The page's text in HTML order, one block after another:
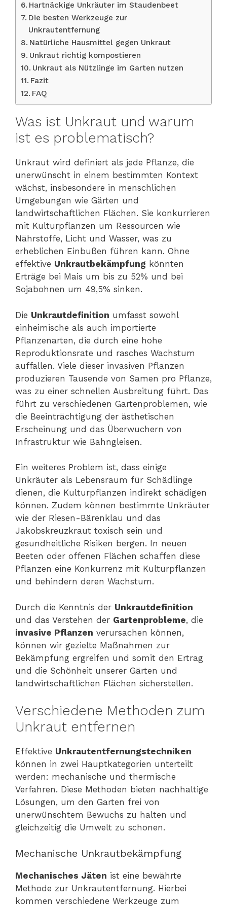
Hartnäckige Unkräuter im Staudenbeet
Die besten Werkzeuge zur
Unkrautentfernung
Natürliche Hausmittel gegen Unkraut
Unkraut richtig kompostieren
Unkraut als Nützlinge im Garten nutzen
Fazit
FAQ
Was ist Unkraut und warum
ist es problematisch?
Unkraut wird definiert als jede Pflanze, die
unerwünscht in einem bestimmten Kontext
wächst, insbesondere in menschlichen
Umgebungen wie Gärten und
landwirtschaftlichen Flächen. Sie konkurrieren
mit Kulturpflanzen um Ressourcen wie
Nährstoffe, Licht und Wasser, was zu
erheblichen Einbußen führen kann. Ohne
effektive Unkrautbekämpfung könnten
Erträge bei Mais um bis zu 52% und bei
Sojabohnen um 49,5% sinken.
Die Unkrautdefinition umfasst sowohl
einheimische als auch importierte
Pflanzenarten, die durch eine hohe
Reproduktionsrate und rasches Wachstum
auffallen. Viele dieser invasiven Pflanzen
produzieren Tausende von Samen pro Pflanze,
was zu einer schnellen Ausbreitung führt. Das
führt zu verschiedenen Gartenproblemen, wie
die Beeinträchtigung der ästhetischen
Erscheinung und das Überwuchern von
Infrastruktur wie Bahngleisen.
Ein weiteres Problem ist, dass einige
Unkräuter als Lebensraum für Schädlinge
dienen, die Kulturpflanzen indirekt schädigen
können. Zudem können bestimmte Unkräuter
wie der Riesen-Bärenklau und das
Jakobskreuzkraut toxisch sein und
gesundheitliche Risiken bergen. In neuen
Beeten oder offenen Flächen schaffen diese
Pflanzen eine Konkurrenz mit Kulturpflanzen
und behindern deren Wachstum.
Durch die Kenntnis der Unkrautdefinition
und das Verstehen der Gartenprobleme, die
invasive Pflanzen verursachen können,
können wir gezielte Maßnahmen zur
Bekämpfung ergreifen und somit den Ertrag
und die Schönheit unserer Gärten und
landwirtschaftlichen Flächen sicherstellen.
Verschiedene Methoden zum
Unkraut entfernen
Effektive Unkrautentfernungstechniken
können in zwei Hauptkategorien unterteilt
werden: mechanische und thermische
Verfahren. Diese Methoden bieten nachhaltige
Lösungen, um den Garten frei von
unerwünschtem Bewuchs zu halten und
gleichzeitig die Umwelt zu schonen.
Mechanische Unkrautbekämpfung
Mechanisches Jäten ist eine bewährte
Methode zur Unkrautentfernung. Hierbei
kommen verschiedene Werkzeuge zum